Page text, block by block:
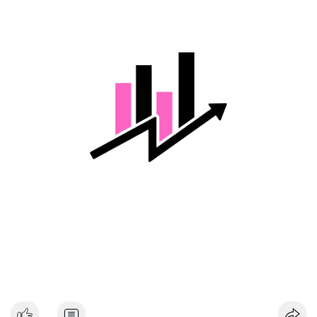
Lời khuyên cho nhà đầu tư nhỏ lẻ:
theo từ ví này. Tránh hành động theo cảm tính, ưu tiên quản trị
rủi ro và không sử dụng đòn bẩy quá mức trong giai đoạn biến